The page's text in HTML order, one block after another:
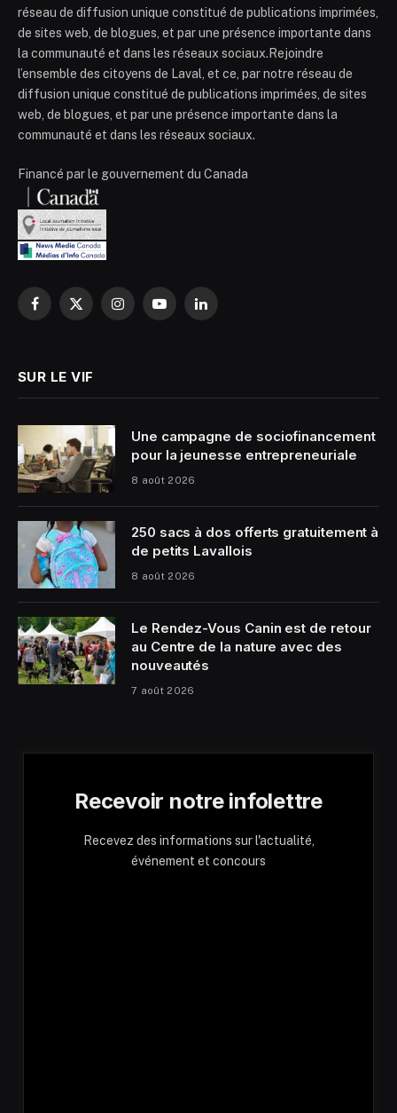
réseau de diffusion unique constitué de publications imprimées,
de sites web, de blogues, et par une présence importante dans
la communauté et dans les réseaux sociaux.Rejoindre
l’ensemble des citoyens de Laval, et ce, par notre réseau de
diffusion unique constitué de publications imprimées, de sites
web, de blogues, et par une présence importante dans la
communauté et dans les réseaux sociaux.
Financé par le gouvernement du Canada
Facebook
X
InstagramYouTubeLinkedIn
SUR LE VIF
Une campagne de sociofinancement
pour la jeunesse entrepreneuriale
8 août 2026
250 sacs à dos offerts gratuitement à
de petits Lavallois
8 août 2026
Le Rendez-Vous Canin est de retour
au Centre de la nature avec des
nouveautés
7 août 2026
Recevoir notre infolettre
Recevez des informations sur l'actualité,
événement et concours